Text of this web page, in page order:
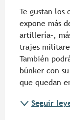
Te gustan los
expone más
artillería–,
trajes
También
búnker con
que quedan
Seguir